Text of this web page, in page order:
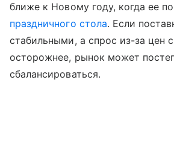
ближе к Новому году, когда ее
праздничного стола. Если
стабильными, а спрос из-за цен
осторожнее, рынок может
сбалансироваться.